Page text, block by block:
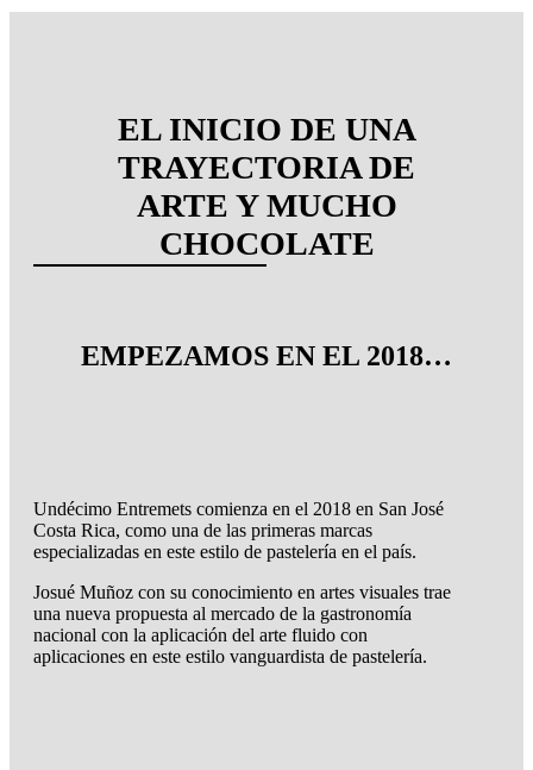
EL INICIO DE UNA
TRAYECTORIA DE
ARTE Y MUCHO
CHOCOLATE
EMPEZAMOS EN EL 2018…
Undécimo Entremets comienza en el 2018 en San José
Costa Rica, como una de las primeras marcas
especializadas en este estilo de pastelería en el país.
Josué Muñoz con su conocimiento en artes visuales trae
una nueva propuesta al mercado de la gastronomía
nacional con la aplicación del arte fluido con
aplicaciones en este estilo vanguardista de pastelería.